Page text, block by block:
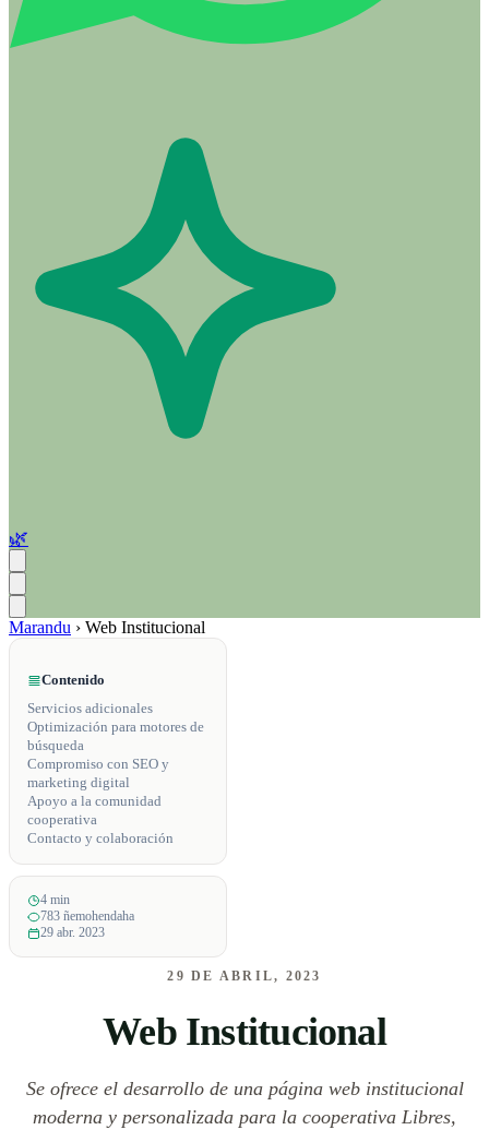
🌿
Marandu › Web Institucional
Contenido
Servicios adicionales
Optimización para motores de
búsqueda
Compromiso con SEO y
marketing digital
Apoyo a la comunidad
cooperativa
Contacto y colaboración
4 min
783 ñemohendaha
29 abr. 2023
29 DE ABRIL, 2023
Web Institucional
Se ofrece el desarrollo de una página web institucional
moderna y personalizada para la cooperativa Libres,